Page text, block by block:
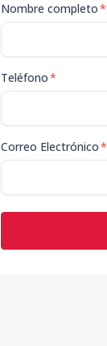
Nombre completo*
Teléfono*
Correo Electrónico*